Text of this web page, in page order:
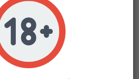
ma con decisione. Prima, una
i pensieri. Poi il corpo si
modo costante, senza spegnerti
galleggiare sotto coperte pesanti
verso un luogo tranquillo
ed esotico, questa è la scelta